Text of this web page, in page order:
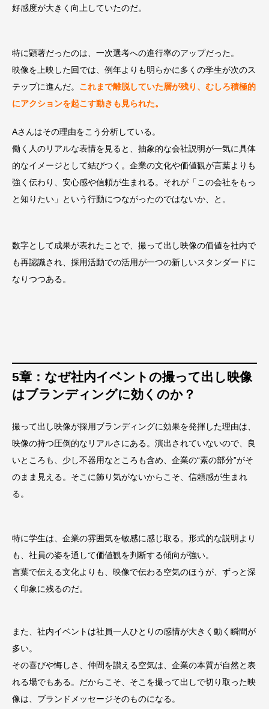
好感度が大きく向上していたのだ。
特に顕著だったのは、一次選考への進行率のアップだった。
映像を上映した回では、例年よりも明らかに多くの学生が次のス
テップに進んだ。 これまで離脱していた層が残り、むしろ積極的
にアクションを起こす動きも見られた。
Aさんはその理由をこう分析している。
働く人のリアルな表情を見ると、抽象的な会社説明が一気に具体
的なイメージとして結びつく。企業の文化や価値観が言葉よりも
強く伝わり、安心感や信頼が生まれる。それが「この会社をもっ
と知りたい」という行動につながったのではないか、と。
数字として成果が表れたことで、撮って出し映像の価値を社内で
も再認識され、採用活動での活用が一つの新しいスタンダードに
なりつつある。
5章：なぜ社内イベントの撮って出し映像
はブランディングに効くのか ？
撮って出し映像が採用ブランディングに効果を発揮した理由は、
映像の持つ圧倒的なリアルさにある。演出されていないので、良
いところも、少し不器用なところも含め、企業の“素の部分”がそ
のまま見える。そこに飾り気がないからこそ、信頼感が生まれ
る。
特に学生は、企業の雰囲気を敏感に感じ取る。形式的な説明より
も、社員の姿を通して価値観を判断する傾向が強い。
言葉で伝える文化よりも、映像で伝わる空気のほうが、ずっと深
く印象に残るのだ。
また、社内イベントは社員一人ひとりの感情が大きく動く瞬間が
多い。
その喜びや悔しさ、仲間を讃える空気は、企業の本質が自然と表
れる場でもある。だからこそ、そこを撮って出しで切り取った映
像は、ブランドメッセージそのものになる。